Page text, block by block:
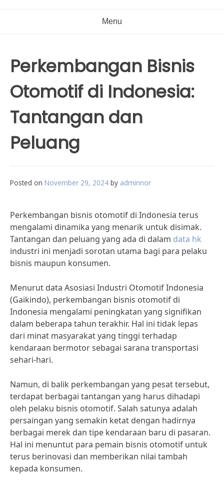
Menu
Perkembangan Bisnis
Otomotif di Indonesia:
Tantangan dan
Peluang
Posted on November 29, 2024 by adminnor
Perkembangan bisnis otomotif di Indonesia terus
mengalami dinamika yang menarik untuk disimak.
Tantangan dan peluang yang ada di dalam data hk
industri ini menjadi sorotan utama bagi para pelaku
bisnis maupun konsumen.
Menurut data Asosiasi Industri Otomotif Indonesia
(Gaikindo), perkembangan bisnis otomotif di
Indonesia mengalami peningkatan yang signifikan
dalam beberapa tahun terakhir. Hal ini tidak lepas
dari minat masyarakat yang tinggi terhadap
kendaraan bermotor sebagai sarana transportasi
sehari-hari.
Namun, di balik perkembangan yang pesat tersebut,
terdapat berbagai tantangan yang harus dihadapi
oleh pelaku bisnis otomotif. Salah satunya adalah
persaingan yang semakin ketat dengan hadirnya
berbagai merek dan tipe kendaraan baru di pasaran.
Hal ini menuntut para pemain bisnis otomotif untuk
terus berinovasi dan memberikan nilai tambah
kepada konsumen.